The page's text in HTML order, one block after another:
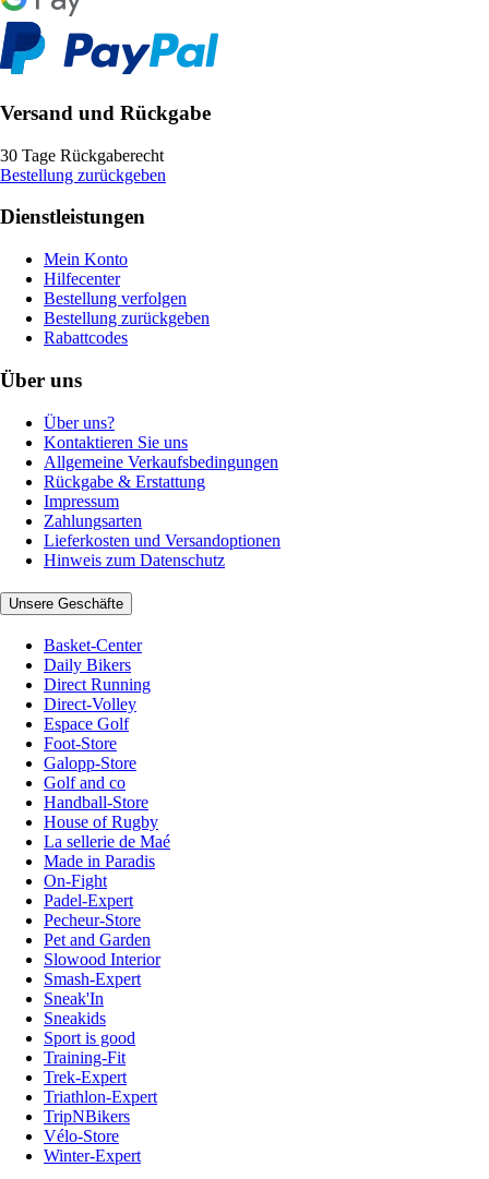
Versand und Rückgabe
30 Tage Rückgaberecht
Bestellung zurückgeben
Dienstleistungen
Mein Konto
Hilfecenter
Bestellung verfolgen
Bestellung zurückgeben
Rabattcodes
Über uns
Über uns?
Kontaktieren Sie uns
Allgemeine Verkaufsbedingungen
Rückgabe & Erstattung
Impressum
Zahlungsarten
Lieferkosten und Versandoptionen
Hinweis zum Datenschutz
Unsere Geschäfte
Basket-Center
Daily Bikers
Direct Running
Direct-Volley
Espace Golf
Foot-Store
Galopp-Store
Golf and co
Handball-Store
House of Rugby
La sellerie de Maé
Made in Paradis
On-Fight
Padel-Expert
Pecheur-Store
Pet and Garden
Slowood Interior
Smash-Expert
Sneak'In
Sneakids
Sport is good
Training-Fit
Trek-Expert
Triathlon-Expert
TripNBikers
Vélo-Store
Winter-Expert